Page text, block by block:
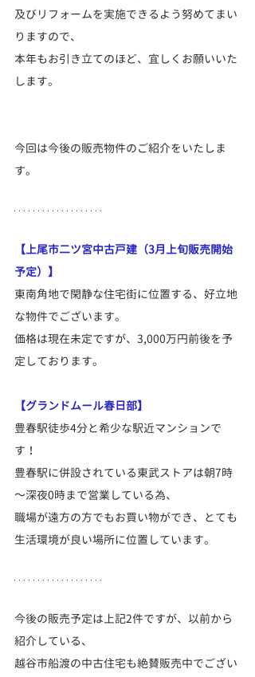
及びリフォームを実施できるよう努めてまい
りますので、
本年もお引き立てのほど、宜しくお願いいた
します。
今回は今後の販売物件のご紹介をいたしま
す。
【上尾市二ツ宮中古戸建（3月上旬販売開始
予定）】
東南角地で閑静な住宅街に位置する、好立地
な物件でございます。
価格は現在未定ですが、3,000万円前後を予
定しております。
【グランドムール春日部】
豊春駅徒歩4分と希少な駅近マンションで
す！
豊春駅に併設されている東武ストアは朝7時
～深夜0時まで営業している為、
職場が遠方の方でもお買い物ができ、とても
生活環境が良い場所に位置しています。
今後の販売予定は上記2件ですが、以前から
紹介している、
越谷市船渡の中古住宅も絶賛販売中でござい